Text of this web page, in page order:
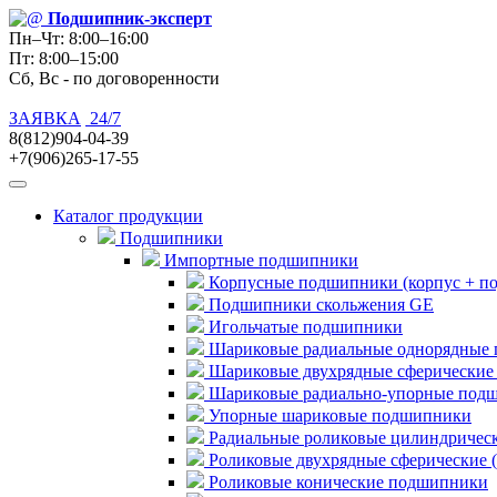
Подшипник-эксперт
Пн–Чт: 8:00–16:00
Пт: 8:00–15:00
Сб, Вс - по договоренности
ЗАЯВКА
24/7
8(812)904-04-39
+7(906)265-17-55
Каталог продукции
Подшипники
Импортные подшипники
Корпусные подшипники (корпус +
Подшипники скольжения GE
Игольчатые подшипники
Шариковые радиальные
Шариковые двухрядные
Шариковые радиально-упорные
Упорные шариковые подшипники
Радиальные роликовые
Роликовые двухрядные
Роликовые конические подшипники